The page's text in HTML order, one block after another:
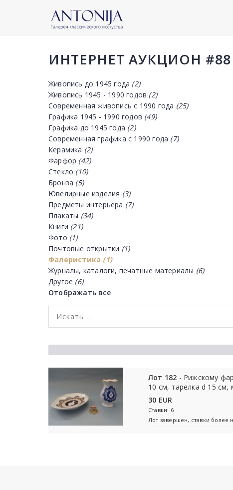
ИНТЕРНЕТ АУКЦИОН #88
Живопись до 1945 года (2)
Живопись 1945 - 1990 годов (2)
Современная живопись с 1990 года (25)
Графика 1945 - 1990 годов (49)
Графика до 1945 года (2)
Современная графика с 1990 года (7)
Керамика (2)
Фарфор (42)
Стекло (10)
Бронза (5)
Ювелирные изделия (3)
Предметы интерьера (7)
Плакаты (34)
Книги (21)
Фото (1)
Почтовые открытки (1)
Фалеристика (1)
Журналы, каталоги, печатные материалы (6)
Другое (6)
Отображать все
Лот 182 - Рижскому
10 см, тарелка d 15 см,
30 EUR
Ставки: 6
Лот завершен, ставки более